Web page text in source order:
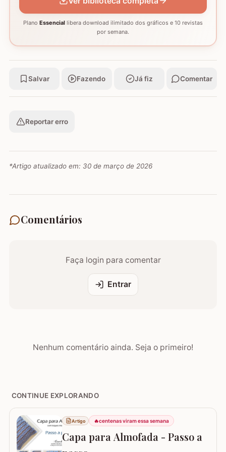
Plano Essencial libera download ilimitado dos gráficos e 10 revistas
por semana.
Salvar Fazendo Já fiz Comentar
Reportar erro
*Artigo atualizado em: 30 de março de 2026
Comentários
Faça login para comentar
Entrar
Nenhum comentário ainda. Seja o primeiro!
CONTINUE EXPLORANDO
Artigo 🔥centenas viram essa semana
Capa para Almofada - Passo a